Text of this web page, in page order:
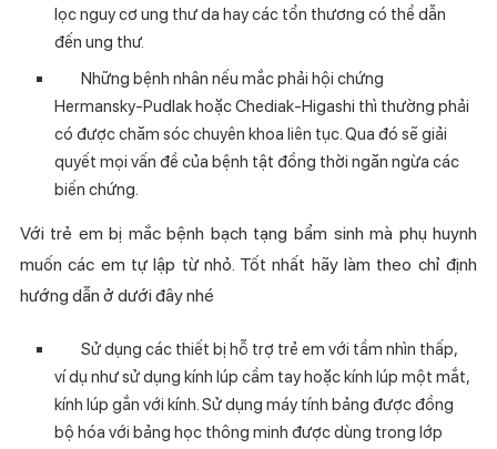
lọc nguy cơ ung thư da hay các tổn thương có thể dẫn
đến ung thư.
Những bệnh nhân nếu mắc phải hội chứng
Hermansky-Pudlak hoặc Chediak-Higashi thì thường phải
có được chăm sóc chuyên khoa liên tục. Qua đó sẽ giải
quyết mọi vấn đề của bệnh tật đồng thời ngăn ngừa các
biến chứng.
Với trẻ em bị mắc bệnh bạch tạng bẩm sinh mà phụ huynh
muốn các em tự lập từ nhỏ. Tốt nhất hãy làm theo chỉ định
hướng dẫn ở dưới đây nhé
Sử dụng các thiết bị hỗ trợ trẻ em với tầm nhìn thấp,
ví dụ như sử dụng kính lúp cầm tay hoặc kính lúp một mắt,
kính lúp gắn với kính. Sử dụng máy tính bảng được đồng
bộ hóa với bảng học thông minh được dùng trong lớp